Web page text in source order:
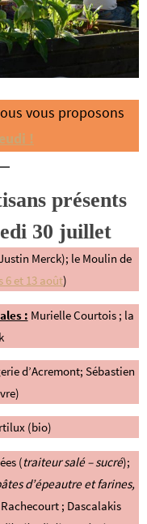
vous proposons
!
présents
30 juillet
Merck); le Moulin de
6 et 13 août)
: Murielle Courtois ; la
d’Acremont; Sébastien
(bio)
(traiteur salé – sucré);
d’épeautre et farines,
; Dascalakis